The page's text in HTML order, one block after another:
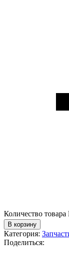
Количество
В корзину
Категория:
Поделиться: